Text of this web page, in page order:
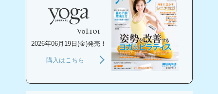
Vol.101
2026年06月19日(金)発売！
購入はこちら